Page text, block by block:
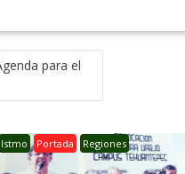
para el
Istmo Portada Regiones